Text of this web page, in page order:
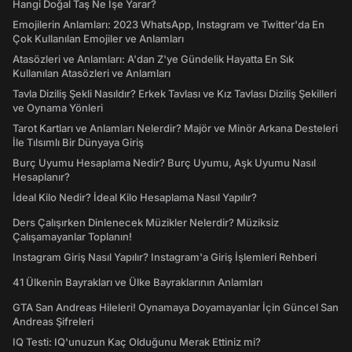
Hangi Doğal Taş Ne İşe Yarar?
Emojilerin Anlamları: 2023 WhatsApp, Instagram ve Twitter'da En
Çok Kullanılan Emojiler ve Anlamları
Atasözleri ve Anlamları: A'dan Z'ye Gündelik Hayatta En Sık
Kullanılan Atasözleri ve Anlamları
Tavla Diziliş Şekli Nasıldır? Erkek Tavlası ve Kız Tavlası Diziliş Şekilleri
ve Oynama Yönleri
Tarot Kartları ve Anlamları Nelerdir? Majör ve Minör Arkana Desteleri
İle Tılsımlı Bir Dünyaya Giriş
Burç Uyumu Hesaplama Nedir? Burç Uyumu, Aşk Uyumu Nasıl
Hesaplanır?
İdeal Kilo Nedir? İdeal Kilo Hesaplama Nasıl Yapılır?
Ders Çalışırken Dinlenecek Müzikler Nelerdir? Müziksiz
Çalışamayanlar Toplanın!
Instagram Giriş Nasıl Yapılır? Instagram'a Giriş İşlemleri Rehberi
41 Ülkenin Bayrakları ve Ülke Bayraklarının Anlamları
GTA San Andreas Hileleri! Oynamaya Doyamayanlar İçin Güncel San
Andreas Şifreleri
IQ Testi: IQ'unuzun Kaç Olduğunu Merak Ettiniz mi?